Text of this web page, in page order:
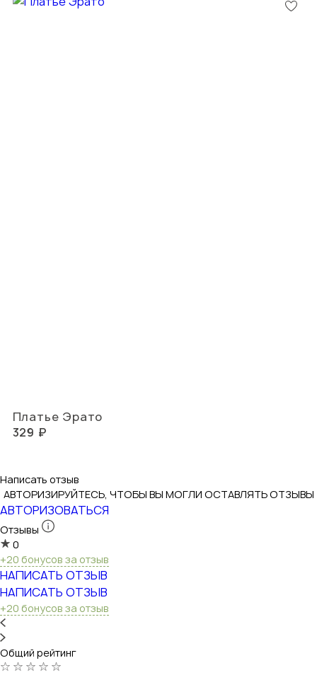
Платье Эрато
329 ₽
Написать отзыв
АВТОРИЗИРУЙТЕСЬ, ЧТОБЫ ВЫ МОГЛИ ОСТАВЛЯТЬ ОТЗЫВЫ
АВТОРИЗОВАТЬСЯ
Отзывы
0
+20 бонусов за отзыв
НАПИСАТЬ ОТЗЫВ
НАПИСАТЬ ОТЗЫВ
+20 бонусов за отзыв
Общий рейтинг